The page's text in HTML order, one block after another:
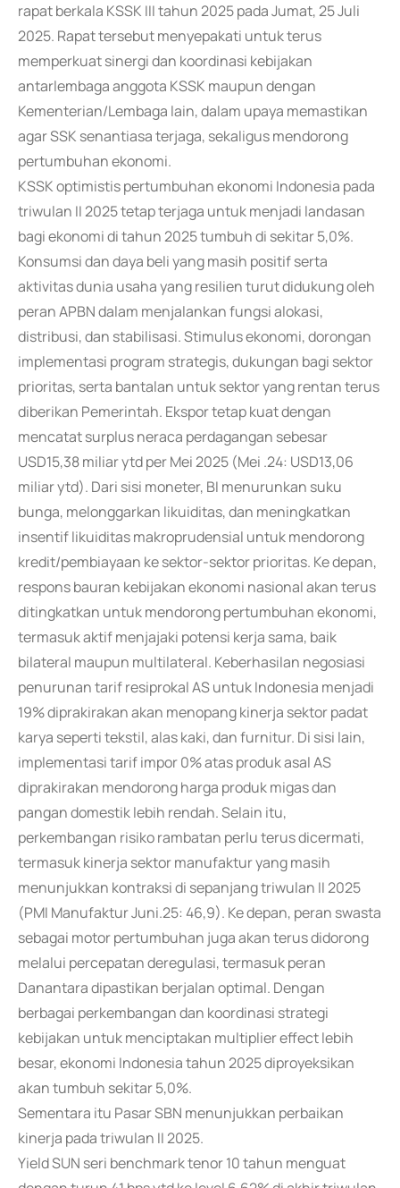
rapat berkala KSSK III tahun 2025 pada Jumat, 25 Juli
2025. Rapat tersebut menyepakati untuk terus
memperkuat sinergi dan koordinasi kebijakan
antarlembaga anggota KSSK maupun dengan
Kementerian/Lembaga lain, dalam upaya memastikan
agar SSK senantiasa terjaga, sekaligus mendorong
pertumbuhan ekonomi.
KSSK optimistis pertumbuhan ekonomi Indonesia pada
triwulan II 2025 tetap terjaga untuk menjadi landasan
bagi ekonomi di tahun 2025 tumbuh di sekitar 5,0%.
Konsumsi dan daya beli yang masih positif serta
aktivitas dunia usaha yang resilien turut didukung oleh
peran APBN dalam menjalankan fungsi alokasi,
distribusi, dan stabilisasi. Stimulus ekonomi, dorongan
implementasi program strategis, dukungan bagi sektor
prioritas, serta bantalan untuk sektor yang rentan terus
diberikan Pemerintah. Ekspor tetap kuat dengan
mencatat surplus neraca perdagangan sebesar
USD15,38 miliar ytd per Mei 2025 (Mei .24: USD13,06
miliar ytd). Dari sisi moneter, BI menurunkan suku
bunga, melonggarkan likuiditas, dan meningkatkan
insentif likuiditas makroprudensial untuk mendorong
kredit/pembiayaan ke sektor-sektor prioritas. Ke depan,
respons bauran kebijakan ekonomi nasional akan terus
ditingkatkan untuk mendorong pertumbuhan ekonomi,
termasuk aktif menjajaki potensi kerja sama, baik
bilateral maupun multilateral. Keberhasilan negosiasi
penurunan tarif resiprokal AS untuk Indonesia menjadi
19% diprakirakan akan menopang kinerja sektor padat
karya seperti tekstil, alas kaki, dan furnitur. Di sisi lain,
implementasi tarif impor 0% atas produk asal AS
diprakirakan mendorong harga produk migas dan
pangan domestik lebih rendah. Selain itu,
perkembangan risiko rambatan perlu terus dicermati,
termasuk kinerja sektor manufaktur yang masih
menunjukkan kontraksi di sepanjang triwulan II 2025
(PMI Manufaktur Juni.25: 46,9). Ke depan, peran swasta
sebagai motor pertumbuhan juga akan terus didorong
melalui percepatan deregulasi, termasuk peran
Danantara dipastikan berjalan optimal. Dengan
berbagai perkembangan dan koordinasi strategi
kebijakan untuk menciptakan multiplier effect lebih
besar, ekonomi Indonesia tahun 2025 diproyeksikan
akan tumbuh sekitar 5,0%.
Sementara itu Pasar SBN menunjukkan perbaikan
kinerja pada triwulan II 2025.
Yield SUN seri benchmark tenor 10 tahun menguat